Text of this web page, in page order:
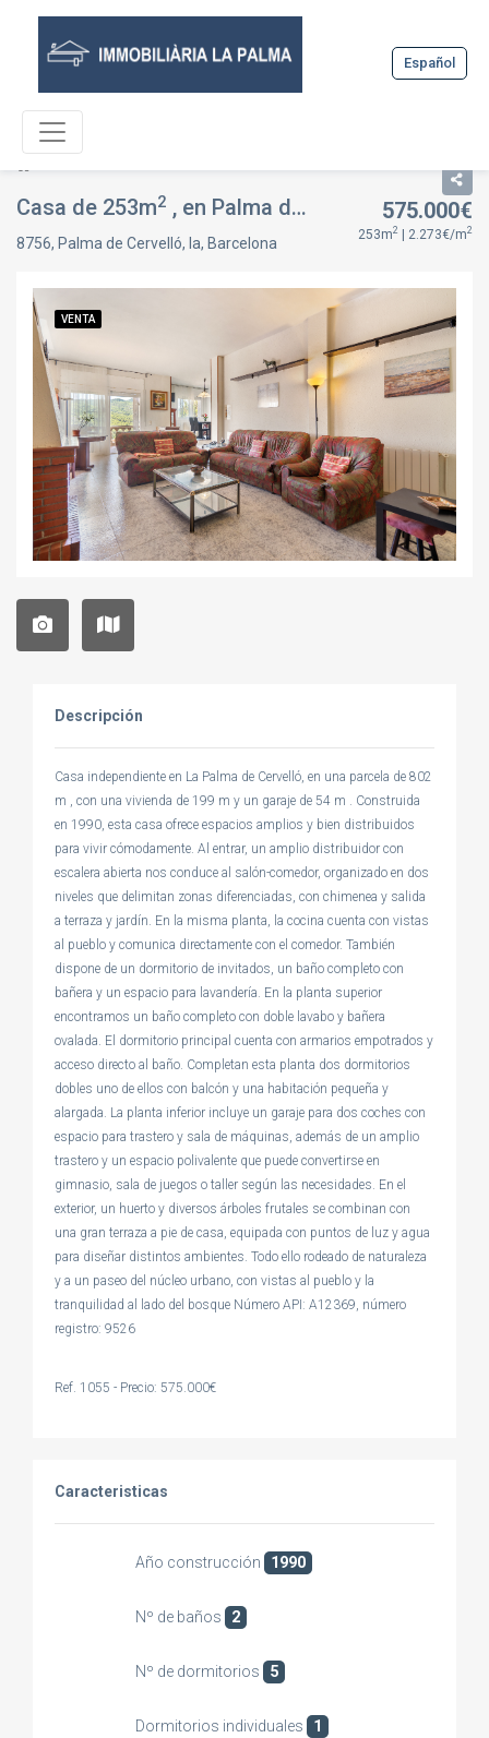
Español
Casa de 253m2 , en Palma de Cervelló, la, Barcelona
8756, Palma de Cervelló, la, Barcelona
575.000€
253m2 | 2.273€/m2
VENTA
Descripción
Casa independiente en La Palma de Cervelló, en una parcela de 802
m , con una vivienda de 199 m y un garaje de 54 m . Construida
en 1990, esta casa ofrece espacios amplios y bien distribuidos
para vivir cómodamente. Al entrar, un amplio distribuidor con
escalera abierta nos conduce al salón-comedor, organizado en dos
niveles que delimitan zonas diferenciadas, con chimenea y salida
a terraza y jardín. En la misma planta, la cocina cuenta con vistas
al pueblo y comunica directamente con el comedor. También
dispone de un dormitorio de invitados, un baño completo con
bañera y un espacio para lavandería. En la planta superior
encontramos un baño completo con doble lavabo y bañera
ovalada. El dormitorio principal cuenta con armarios empotrados y
acceso directo al baño. Completan esta planta dos dormitorios
dobles uno de ellos con balcón y una habitación pequeña y
alargada. La planta inferior incluye un garaje para dos coches con
espacio para trastero y sala de máquinas, además de un amplio
trastero y un espacio polivalente que puede convertirse en
gimnasio, sala de juegos o taller según las necesidades. En el
exterior, un huerto y diversos árboles frutales se combinan con
una gran terraza a pie de casa, equipada con puntos de luz y agua
para diseñar distintos ambientes. Todo ello rodeado de naturaleza
y a un paseo del núcleo urbano, con vistas al pueblo y la
tranquilidad al lado del bosque Número API: A12369, número
registro: 9526
Ref. 1055 - Precio: 575.000€
Caracteristicas
Año construcción 1990
Nº de baños 2
Nº de dormitorios 5
Dormitorios individuales 1